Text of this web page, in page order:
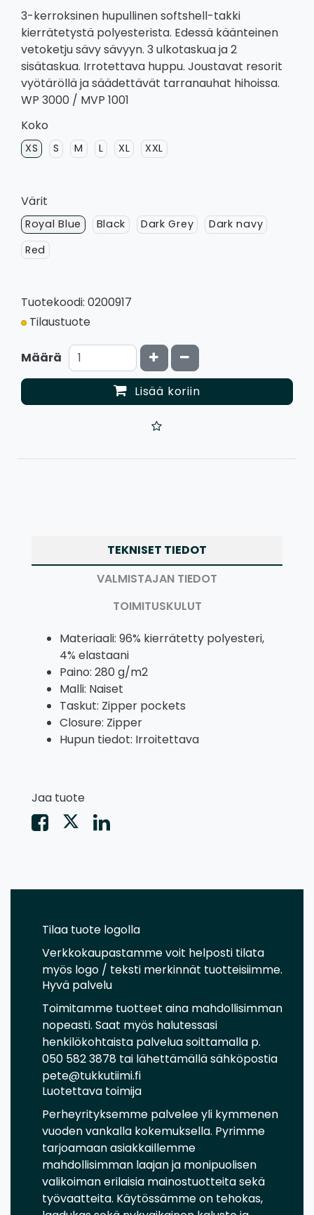
3-kerroksinen hupullinen softshell-takki
kierrätetystä polyesterista. Edessä käänteinen
vetoketju sävy sävyyn. 3 ulkotaskua ja 2
sisätaskua. Irrotettava huppu. Joustavat resorit
vyötäröllä ja säädettävät tarranauhat hihoissa.
WP 3000 / MVP 1001
Koko
XS S M L XL XXL
Värit
Royal Blue Black Dark Grey
Dark navy
Red
Tuotekoodi: 0200917
Tilaustuote
Määrä Kasvata määrää
Vähennä määrää
Lisää koriin
TEKNISET TIEDOT
VALMISTAJAN TIEDOT
TOIMITUSKULUT
Materiaali: 96% kierrätetty polyesteri,
4% elastaani
Paino: 280 g/m2
Malli: Naiset
Taskut: Zipper pockets
Closure: Zipper
Hupun tiedot: Irroitettava
Jaa tuote
Tilaa tuote logolla
Verkkokaupastamme voit helposti tilata
myös logo / teksti merkinnät tuotteisiimme.
Hyvä palvelu
Toimitamme tuotteet aina mahdollisimman
nopeasti. Saat myös halutessasi
henkilökohtaista palvelua soittamalla p.
050 582 3878 tai lähettämällä sähköpostia
pete@tukkutiimi.fi
Luotettava toimija
Perheyrityksemme palvelee yli kymmenen
vuoden vankalla kokemuksella. Pyrimme
tarjoamaan asiakkaillemme
mahdollisimman laajan ja monipuolisen
valikoiman erilaisia mainostuotteita sekä
työvaatteita. Käytössämme on tehokas,